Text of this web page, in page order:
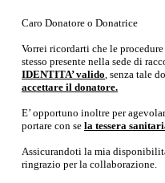
Caro Donatore o Donatrice
Vorrei ricordarti che le
stesso presente nella sede di
IDENTITA’ valido, senza tale
accettare il donatore.
E’ opportuno inoltre per
portare con se la tessera
Assicurandoti la mia
ringrazio per la collaborazione.